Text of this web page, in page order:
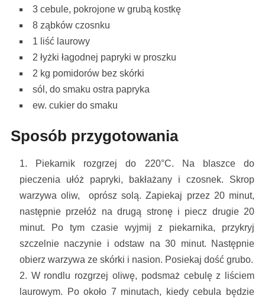
3 cebule, pokrojone w grubą kostkę
8 ząbków czosnku
1 liść laurowy
2 łyżki łagodnej papryki w proszku
2 kg pomidorów bez skórki
sól, do smaku ostra papryka
ew. cukier do smaku
Sposób przygotowania
Piekarnik rozgrzej do 220°C. Na blaszce do
pieczenia ułóż papryki, bakłażany i czosnek. Skrop
warzywa oliw, oprósz solą. Zapiekaj przez 20 minut,
następnie przełóż na drugą stronę i piecz drugie 20
minut. Po tym czasie wyjmij z piekarnika, przykryj
szczelnie naczynie i odstaw na 30 minut. Następnie
obierz warzywa ze skórki i nasion. Posiekaj dość grubo.
W rondlu rozgrzej oliwę, podsmaż cebulę z liściem
laurowym. Po około 7 minutach, kiedy cebula będzie